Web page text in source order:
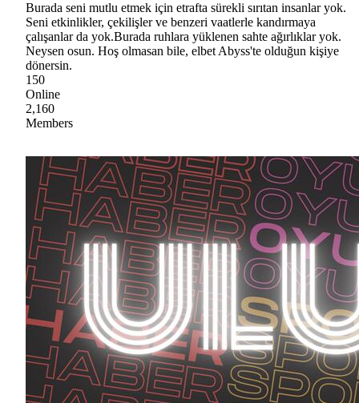
Burada seni mutlu etmek için etrafta sürekli sırıtan insanlar yok.
Seni etkinlikler, çekilişler ve benzeri vaatlerle kandırmaya
çalışanlar da yok.Burada ruhlara yüklenen sahte ağırlıklar yok.
Neysen osun. Hoş olmasan bile, elbet Abyss'te olduğun kişiye
dönersin.
150
Online
2,160
Members